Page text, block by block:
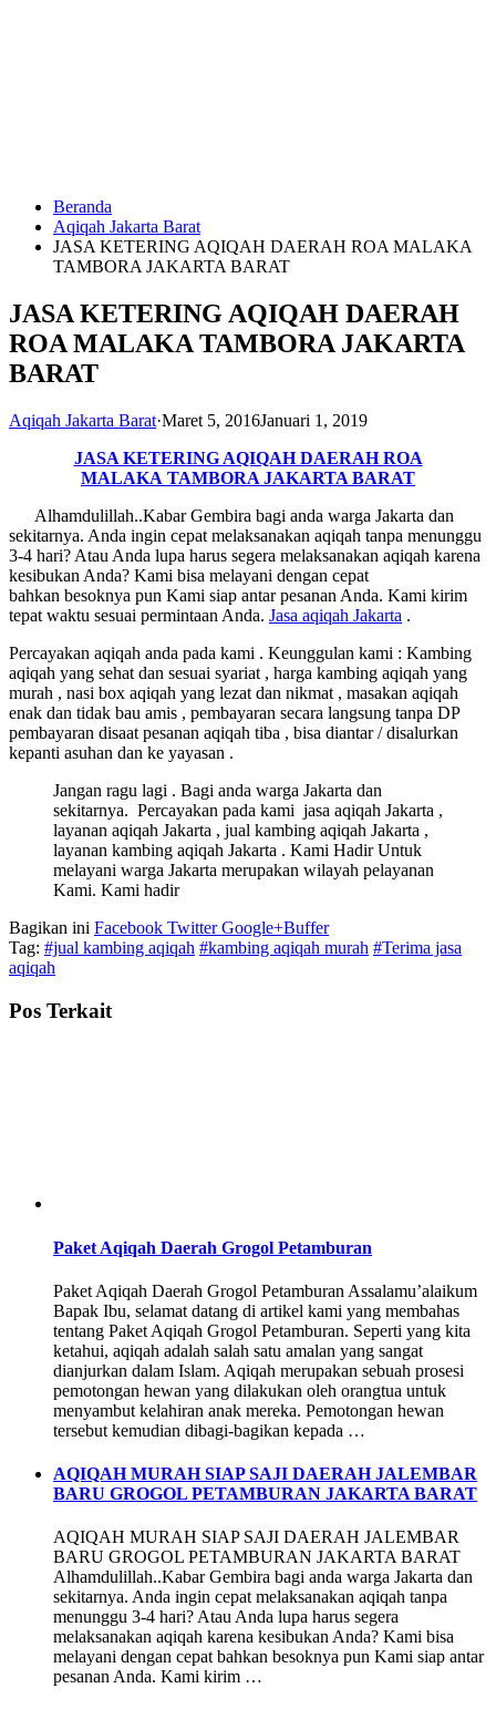
HUBUNGI
KAMI
0823
Beranda
Aqiqah Jakarta Barat
JASA KETERING AQIQAH DAERAH ROA MALAKA
TAMBORA JAKARTA BARAT
JASA KETERING AQIQAH DAERAH
ROA MALAKA TAMBORA JAKARTA
BARAT
Aqiqah Jakarta Barat·Maret 5, 2016Januari 1, 2019
JASA KETERING AQIQAH DAERAH ROA
MALAKA TAMBORA JAKARTA BARAT
Alhamdulillah..Kabar Gembira bagi anda warga Jakarta dan
sekitarnya. Anda ingin cepat melaksanakan aqiqah tanpa menunggu
3-4 hari? Atau Anda lupa harus segera melaksanakan aqiqah karena
kesibukan Anda? Kami bisa melayani dengan cepat
bahkan besoknya pun Kami siap antar pesanan Anda. Kami kirim
tepat waktu sesuai permintaan Anda. Jasa aqiqah Jakarta .
Percayakan aqiqah anda pada kami . Keunggulan kami : Kambing
aqiqah yang sehat dan sesuai syariat , harga kambing aqiqah yang
murah , nasi box aqiqah yang lezat dan nikmat , masakan aqiqah
enak dan tidak bau amis , pembayaran secara langsung tanpa DP
pembayaran disaat pesanan aqiqah tiba , bisa diantar / disalurkan
kepanti asuhan dan ke yayasan .
Jangan ragu lagi . Bagi anda warga Jakarta dan
sekitarnya. Percayakan pada kami jasa aqiqah Jakarta ,
layanan aqiqah Jakarta , jual kambing aqiqah Jakarta ,
layanan kambing aqiqah Jakarta . Kami Hadir Untuk
melayani warga Jakarta merupakan wilayah pelayanan
Kami. Kami hadir
Bagikan ini Facebook TwitterGoogle+Buffer
Tag: #jual kambing aqiqah #kambing aqiqah murah #Terima jasa
aqiqah
Pos Terkait
Paket Aqiqah Daerah Grogol Petamburan
Paket Aqiqah Daerah Grogol Petamburan Assalamu’alaikum
Bapak Ibu, selamat datang di artikel kami yang membahas
tentang Paket Aqiqah Grogol Petamburan. Seperti yang kita
ketahui, aqiqah adalah salah satu amalan yang sangat
dianjurkan dalam Islam. Aqiqah merupakan sebuah prosesi
pemotongan hewan yang dilakukan oleh orangtua untuk
menyambut kelahiran anak mereka. Pemotongan hewan
tersebut kemudian dibagi-bagikan kepada …
AQIQAH MURAH SIAP SAJI DAERAH JALEMBAR
BARU GROGOL PETAMBURAN JAKARTA BARAT
AQIQAH MURAH SIAP SAJI DAERAH JALEMBAR
BARU GROGOL PETAMBURAN JAKARTA BARAT
Alhamdulillah..Kabar Gembira bagi anda warga Jakarta dan
sekitarnya. Anda ingin cepat melaksanakan aqiqah tanpa
menunggu 3-4 hari? Atau Anda lupa harus segera
melaksanakan aqiqah karena kesibukan Anda? Kami bisa
melayani dengan cepat bahkan besoknya pun Kami siap antar
pesanan Anda. Kami kirim …